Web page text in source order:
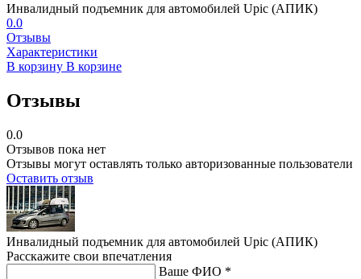
Инвалидный подъемник для автомобилей Upic (АПИК)
0.0
Отзывы
Характеристики
В корзину В корзине
Отзывы
0.0
Отзывов пока нет
Отзывы могут оставлять только авторизованные пользователи
Оставить отзыв
Инвалидный подъемник для автомобилей Upic (АПИК)
Расскажите свои впечатления
Ваше ФИО *